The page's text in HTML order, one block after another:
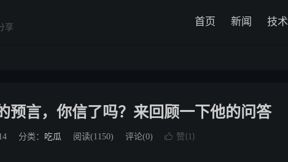
享
首页 新闻 技术
预言，你信了吗？来回顾一下他的问答
分类： 吃瓜 阅读(1150) 评论(0)  赞( 1)